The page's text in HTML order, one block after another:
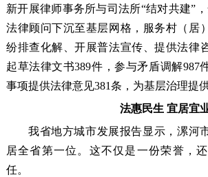
新开展律师事务所与司法所“结对共建”，
法律顾问下沉至基层网格，服务村（居
纷排查化解、开展普法宣传、提供法律
起草法律文书389件，参与矛盾调解987
事项提供法律意见381条，为基层治理提
法惠民生 宜居宜
我省地方城市发展报告显示，漯河
居全省第一位。这不仅是一份荣誉，
任。